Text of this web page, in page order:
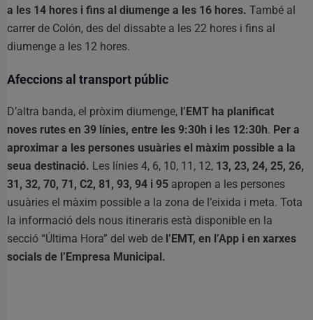
a les 14 hores i fins al diumenge a les 16 hores. També al
carrer de Colón, des del dissabte a les 22 hores i fins al
diumenge a les 12 hores.
Afeccions al transport públic
D’altra banda, el pròxim diumenge, l’EMT ha planificat
noves rutes en 39 línies, entre les 9:30h i les 12:30h. Per a
aproximar a les persones usuàries el màxim possible a la
seua destinació. Les línies 4, 6, 10, 11, 12, 13, 23, 24, 25, 26,
31, 32, 70, 71, C2, 81, 93, 94 i 95 apropen a les persones
usuàries el màxim possible a la zona de l’eixida i meta. Tota
la informació dels nous itineraris està disponible en la
secció “Última Hora” del web de l’EMT, en l’App i en xarxes
socials de l’Empresa Municipal.